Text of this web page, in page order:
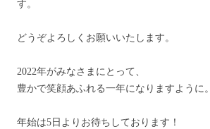
す。
どうぞよろしくお願いいたします。
2022年がみなさまにとって、
豊かで笑顔あふれる一年になりますように。
年始は5日よりお待ちしております！